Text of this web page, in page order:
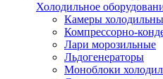
Холодильное
Камеры
Компрессорно-
Лари морозильные
Льдогенераторы
Моноблоки